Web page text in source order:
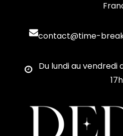
contact@time-
Du lundi au vendredi
17h